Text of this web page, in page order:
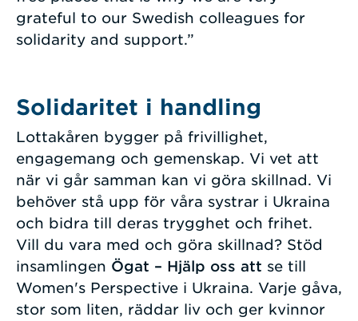
grateful to our Swedish colleagues for
solidarity and support.”
Solidaritet i handling
Lottakåren bygger på frivillighet,
engagemang och gemenskap. Vi vet att
när vi går samman kan vi göra skillnad. Vi
behöver stå upp för våra systrar i Ukraina
och bidra till deras trygghet och frihet.
Vill du vara med och göra skillnad? Stöd
insamlingen Ögat – Hjälp oss att se till
Women's Perspective i Ukraina. Varje gåva,
stor som liten, räddar liv och ger kvinnor